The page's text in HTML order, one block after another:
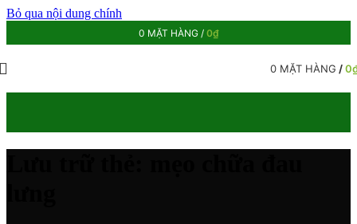
Bỏ qua nội dung chính
0 MẶT HÀNG / 0₫
0 MẶT HÀNG /0